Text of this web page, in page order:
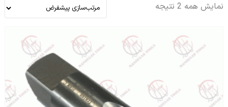
نمایش همه 2 نتیجه